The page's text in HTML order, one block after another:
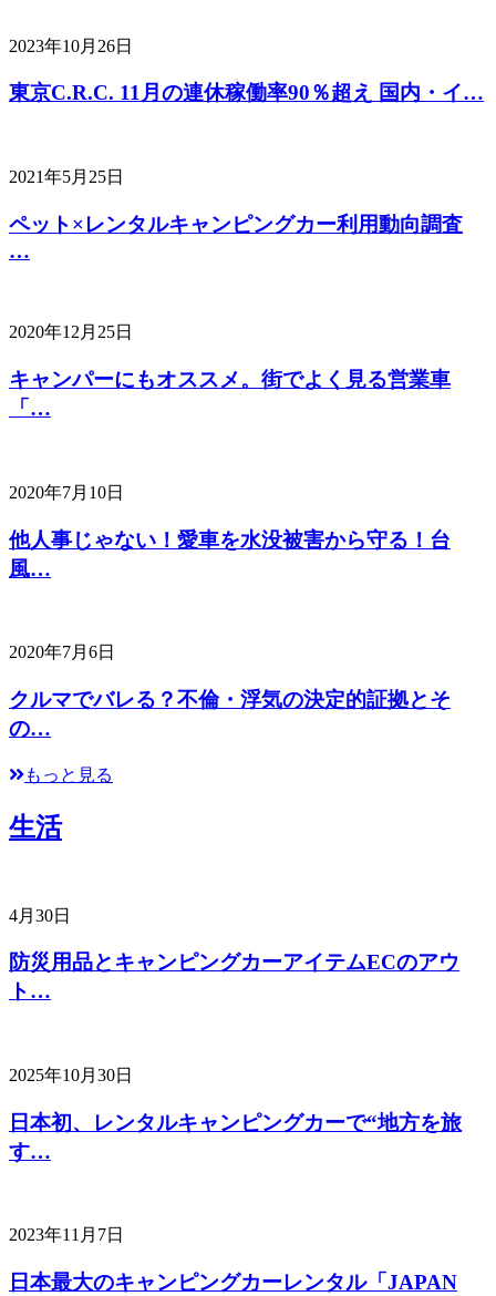
2023年10月26日
東京C.R.C. 11月の連休稼働率90％超え 国内・イ…
2021年5月25日
ペット×レンタルキャンピングカー利用動向調査
…
2020年12月25日
キャンパーにもオススメ。街でよく見る営業車
「…
2020年7月10日
他人事じゃない！愛車を水没被害から守る！台
風…
2020年7月6日
クルマでバレる？不倫・浮気の決定的証拠とそ
の…
もっと見る
生活
4月30日
防災用品とキャンピングカーアイテムECのアウ
ト…
2025年10月30日
日本初、レンタルキャンピングカーで“地方を旅
す…
2023年11月7日
日本最大のキャンピングカーレンタル「JAPAN